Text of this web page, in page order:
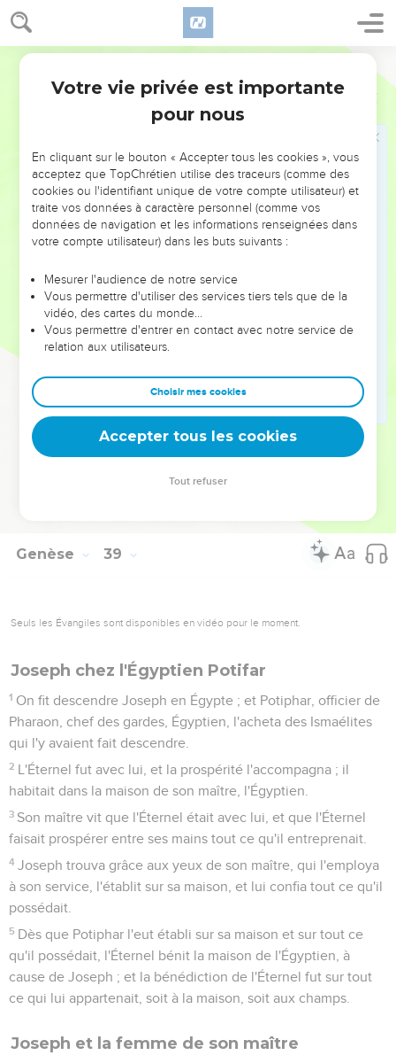
Genèse 38
pas au mépris. Voici, j'ai envoyé ce chevreau, et tu ne l'as
pas trouvée.
Environ trois mois après, on vint dire à Juda : Tamar, ta
belle-fille, s'est prostituée, et même la voilà enceinte à la
suite de sa prostitution. Et Juda dit : Faites-la sortir, et qu'elle
Comme on l'amenait dehors, elle fit dire à son beau-père :
C'est de l'homme à qui ces choses appartiennent que je suis
enceinte ; reconnais, je te prie, à qui sont ce cachet, ces
cordons et ce bâton.
Juda les reconnut, et dit : Elle est moins coupable que
la connut plus.
Quand elle fut au moment d'accoucher, voici, il y avait
deux jumeaux dans son ventre.
28
main ; la sage-femme la prit, et y attacha un fil cramoisi, en
disant : Celui-ci sort le premier.
Mais il retira la main, et son frère sortit. Alors la sage-
femme dit : Quelle brèche tu as faite ! Et elle lui donna le
Genèse 39
Seuls les Évangiles sont disponibles en vidéo pour le moment.
Joseph chez l'Égyptien Potifar
1 On fit descendre Joseph en Égypte ; et Potiphar, officier de
Pharaon, chef des gardes, Égyptien, l'acheta des Ismaélites
qui l'y avaient fait descendre.
2 L'Éternel fut avec lui, et la prospérité l'accompagna ; il
habitait dans la maison de son maître, l'Égyptien.
3 Son maître vit que l'Éternel était avec lui, et que l'Éternel
faisait prospérer entre ses mains tout ce qu'il entreprenait.
4 Joseph trouva grâce aux yeux de son maître, qui l'employa
à son service, l'établit sur sa maison, et lui confia tout ce qu'il
possédait.
5 Dès que Potiphar l'eut établi sur sa maison et sur tout ce
qu'il possédait, l'Éternel bénit la maison de l'Égyptien, à
cause de Joseph ; et la bénédiction de l'Éternel fut sur tout
ce qui lui appartenait, soit à la maison, soit aux champs.
Joseph et la femme de son maître
Votre vie privée est importante
pour nous
En cliquant sur le bouton « Accepter tous les cookies », vous
acceptez que TopChrétien utilise des traceurs (comme des
cookies ou l'identifiant unique de votre compte utilisateur) et
traite vos données à caractère personnel (comme vos
données de navigation et les informations renseignées dans
votre compte utilisateur) dans les buts suivants :
Mesurer l'audience de notre service
Vous permettre d'utiliser des services tiers tels que de la
vidéo, des cartes du monde…
Vous permettre d'entrer en contact avec notre service de
relation aux utilisateurs.
Choisir mes cookies
Accepter tous les cookies
Tout refuser